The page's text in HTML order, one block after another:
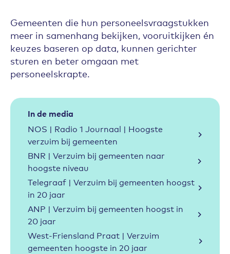
Gemeenten die hun personeelsvraagstukken
meer in samenhang bekijken, vooruitkijken én
keuzes baseren op data, kunnen gerichter
sturen en beter omgaan met
personeelskrapte.
In de media
NOS | Radio 1 Journaal | Hoogste
verzuim bij gemeenten
BNR | Verzuim bij gemeenten naar
hoogste niveau
Telegraaf | Verzuim bij gemeenten hoogst
in 20 jaar
ANP | Verzuim bij gemeenten hoogst in
20 jaar
West-Friensland Praat | Verzuim
gemeenten hoogste in 20 jaar